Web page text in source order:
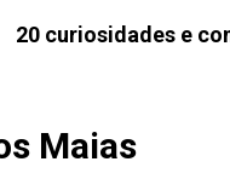
20 curiosidades e
Maias